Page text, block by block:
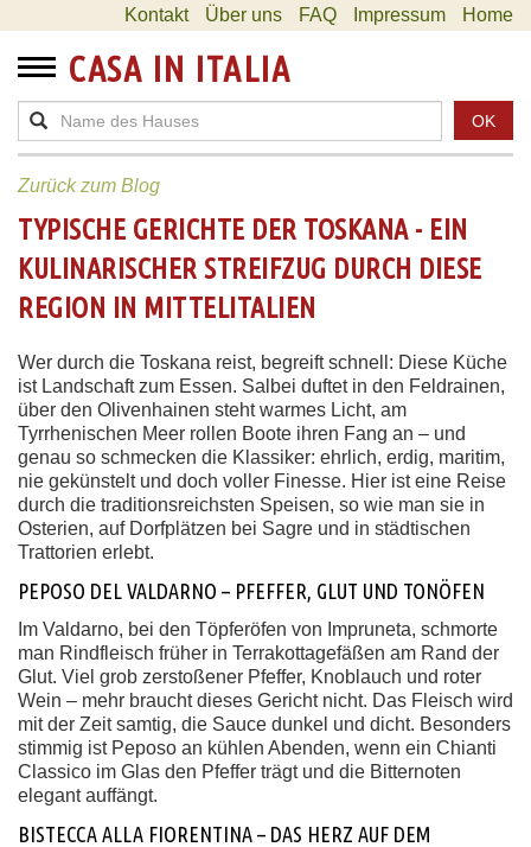
Kontakt Über uns FAQ Impressum Home
CASA IN ITALIA
OK
Zurück zum Blog
TYPISCHE GERICHTE DER TOSKANA - EIN
KULINARISCHER STREIFZUG DURCH DIESE
REGION IN MITTELITALIEN
Wer durch die Toskana reist, begreift schnell: Diese Küche
ist Landschaft zum Essen. Salbei duftet in den Feldrainen,
über den Olivenhainen steht warmes Licht, am
Tyrrhenischen Meer rollen Boote ihren Fang an – und
genau so schmecken die Klassiker: ehrlich, erdig, maritim,
nie gekünstelt und doch voller Finesse. Hier ist eine Reise
durch die traditionsreichsten Speisen, so wie man sie in
Osterien, auf Dorfplätzen bei Sagre und in städtischen
Trattorien erlebt.
PEPOSO DEL VALDARNO – PFEFFER, GLUT UND TONÖFEN
Im Valdarno, bei den Töpferöfen von Impruneta, schmorte
man Rindfleisch früher in Terrakottagefäßen am Rand der
Glut. Viel grob zerstoßener Pfeffer, Knoblauch und roter
Wein – mehr braucht dieses Gericht nicht. Das Fleisch wird
mit der Zeit samtig, die Sauce dunkel und dicht. Besonders
stimmig ist Peposo an kühlen Abenden, wenn ein Chianti
Classico im Glas den Pfeffer trägt und die Bitternoten
elegant auffängt.
BISTECCA ALLA FIORENTINA – DAS HERZ AUF DEM